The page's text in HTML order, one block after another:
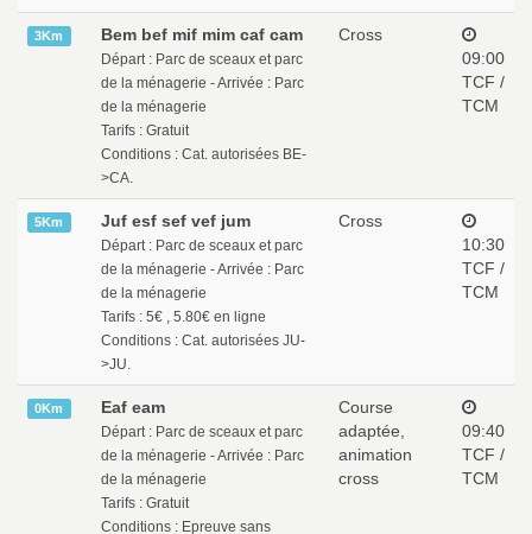
3Km Bem bef mif mim caf cam
Départ : Parc de sceaux et parc
de la ménagerie - Arrivée : Parc
de la ménagerie
Tarifs : Gratuit
Conditions : Cat. autorisées BE-
>CA.
Cross
09:00
TCF /
TCM
5Km Juf esf sef vef jum
Départ : Parc de sceaux et parc
de la ménagerie - Arrivée : Parc
de la ménagerie
Tarifs : 5€ , 5.80€ en ligne
Conditions : Cat. autorisées JU-
>JU.
Cross
10:30
TCF /
TCM
0Km Eaf eam
Départ : Parc de sceaux et parc
de la ménagerie - Arrivée : Parc
de la ménagerie
Tarifs : Gratuit
Conditions : Epreuve sans
Course
adaptée,
animation
cross
09:40
TCF /
TCM